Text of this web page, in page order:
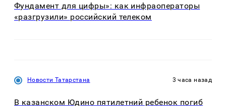
Фундамент для цифры»: как инфраоператоры
«разгрузили» российский телеком
Новости Татарстана 3 часа назад
В казанском Юдино пятилетний ребенок погиб